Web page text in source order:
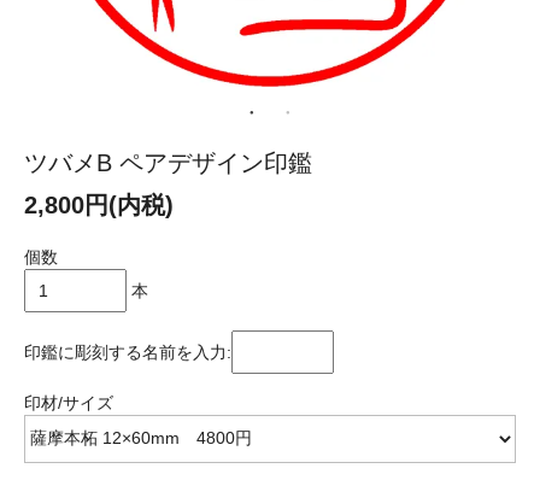
ツバメB ペアデザイン印鑑
2,800円(内税)
個数
本
印鑑に彫刻する名前を入力:
印材/サイズ